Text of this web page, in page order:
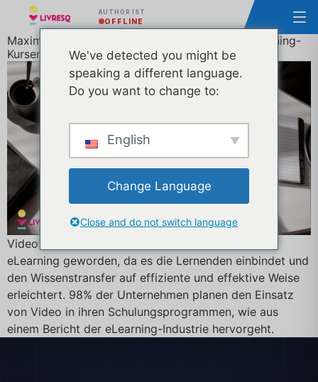
AUTHOR IST
OFFLINE
Maximierung des Potenzials von Videos in E-Learning-
Kursen: Tipps für einen effektiven Einsatz
Video ist zu einem immer beliebteren Medium für
eLearning geworden, da es die Lernenden einbindet und
den Wissenstransfer auf effiziente und effektive Weise
erleichtert. 98% der Unternehmen planen den Einsatz
von Video in ihren Schulungsprogrammen, wie aus
einem Bericht der eLearning-Industrie hervorgeht.
We've detected you might be
speaking a different language.
Do you want to change to:
English
Change Language
Close and do not switch language